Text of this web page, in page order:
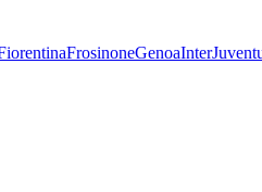
FrosinoneGenoaInter